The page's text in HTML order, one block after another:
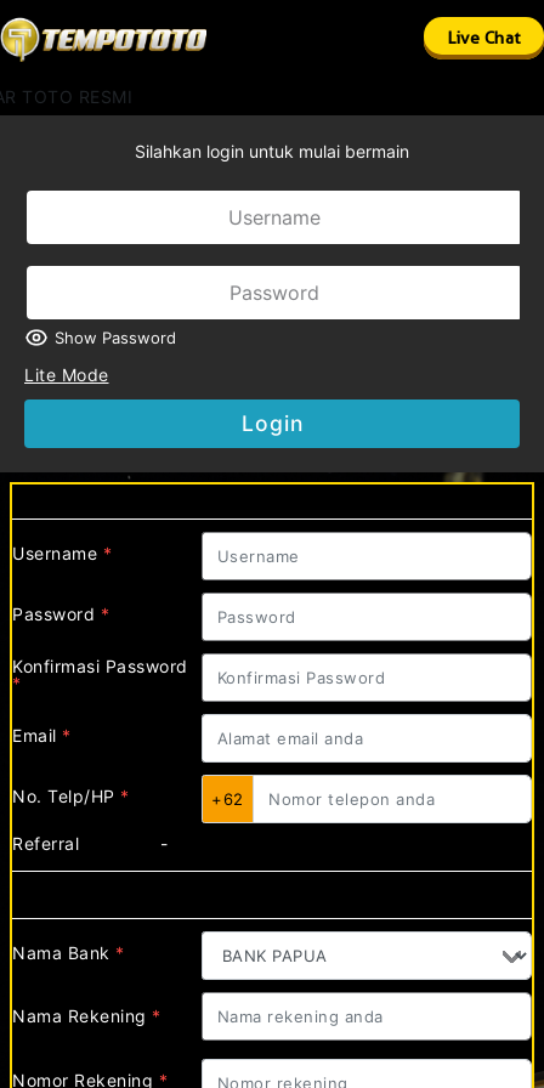
Live Chat
TOTO RESMI
Silahkan login untuk mulai bermain
Show Password
Lite Mode
Login
Username *
Password *
Konfirmasi Password
*
Email *
No. Telp/HP * +62
Referral -
Nama Bank *
Nama Rekening *
Nomor Rekening *